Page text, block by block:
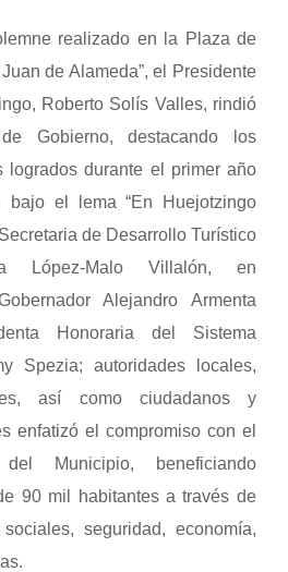
realizado en la Plaza de
de Alameda”, el Presidente
Roberto Solís Valles, rindió
Gobierno, destacando los
logrados durante el primer año
bajo el lema “En Huejotzingo
de Desarrollo Turístico
López-Malo Villalón, en
Alejandro Armenta
Honoraria del Sistema
Spezia; autoridades locales,
así como ciudadanos y
enfatizó el compromiso con el
Municipio, beneficiando
90 mil habitantes a través de
seguridad, economía,